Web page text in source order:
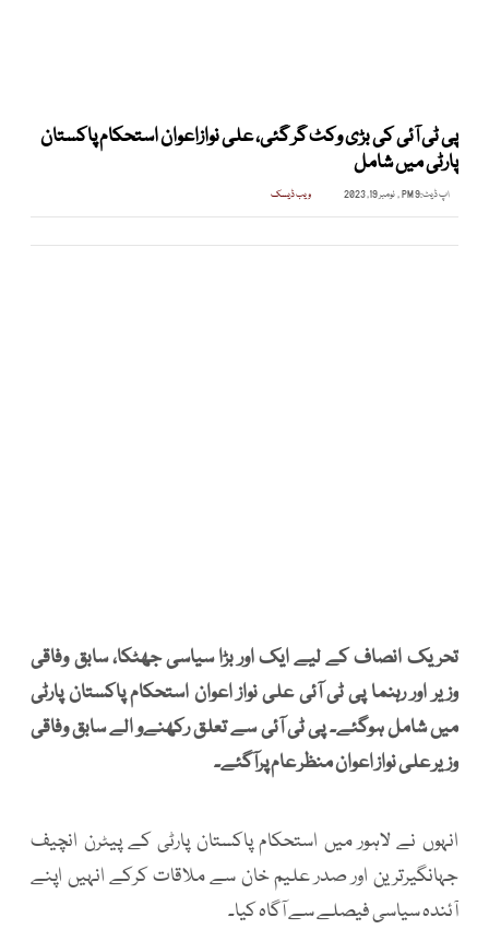
پی ٹی آئی کی بڑی وکٹ گر گئی، علی نوازاعوان استحکام پاکستان
پارٹی میں شامل
اپ ڈیٹ:9 PM , نومبر 19, 2023 ویب ڈیسک
تحریک انصاف کے لیے ایک اور بڑا سیاسی جھٹکا، سابق وفاقی
وزیر اور رہنما پی ٹی آئی علی نواز اعوان استحکام پاکستان پارٹی
میں شامل ہوگئے۔ پی ٹی آئی سے تعلق رکھنےو الے سابق وفاقی
وزیر علی نواز اعوان منظر عام پرآگئے۔
انہوں نے لاہور میں استحکام پاکستان پارٹی کے پیٹرن انچیف
جہانگیرترین اور صدر علیم خان سے ملاقات کرکے انہیں اپنے
آئندہ سیاسی فیصلے سے آگاہ کیا۔